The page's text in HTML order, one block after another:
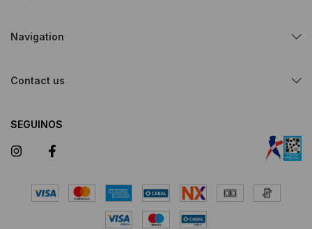
Navigation
Contact us
SEGUINOS